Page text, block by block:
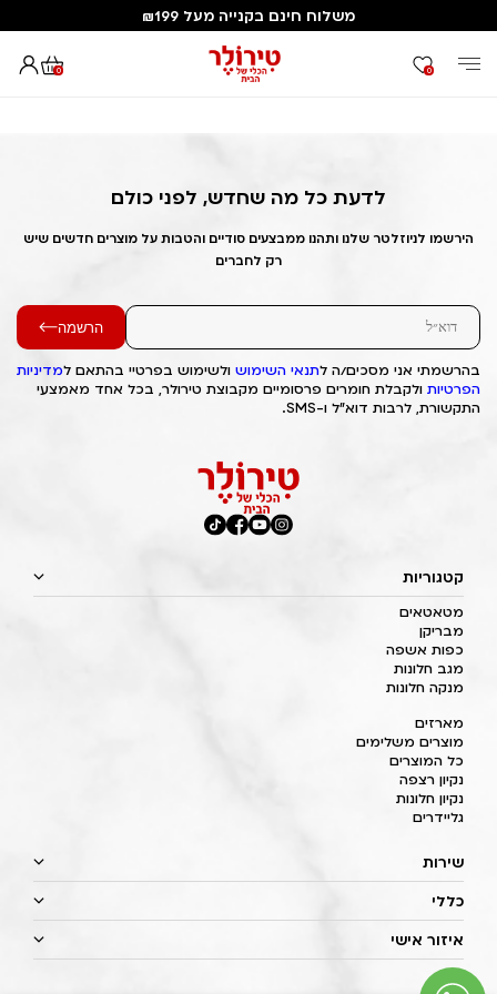
משלוח חינם בקנייה מעל ₪199
0 0
דף הבית Out of Stock Alert 2025/07/08 1751995633
לדעת כל מה שחדש, לפני כולם
הירשמו לניוזלטר שלנו ותהנו ממבצעים סודיים והטבות על מוצרים חדשים שיש
רק לחברים
הרשמה
בהרשמתי אני מסכים/ה לתנאי השימוש ולשימוש בפרטיי בהתאם למדיניות
הפרטיות ולקבלת חומרים פרסומיים מקבוצת טירולר, בכל אחד מאמצעי
התקשורת, לרבות דוא"ל ו-SMS.
קטגוריות
מטאטאים
מבריקן
כפות אשפה
מגב חלונות
מנקה חלונות
מארזים
מוצרים משלימים
כל המוצרים
נקיון רצפה
נקיון חלונות
גליידרים
שירות
כללי
איזור אישי